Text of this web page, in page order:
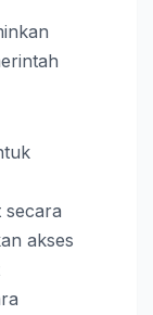
secara
akses